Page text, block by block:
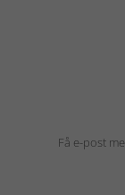
Få e-post